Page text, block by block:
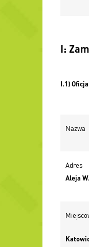
I:
I.1)
Nazwa
Adres
Aleja